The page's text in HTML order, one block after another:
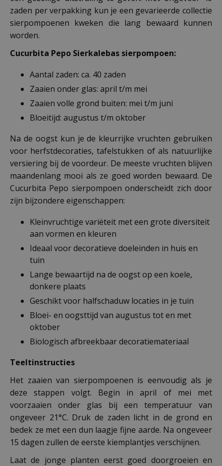
zaden per verpakking kun je een gevarieerde collectie
sierpompoenen kweken die lang bewaard kunnen
worden.
Cucurbita Pepo Sierkalebas sierpompoen:
Aantal zaden: ca. 40 zaden
Zaaien onder glas: april t/m mei
Zaaien volle grond buiten: mei t/m juni
Bloeitijd: augustus t/m oktober
Na de oogst kun je de kleurrijke vruchten gebruiken
voor herfstdecoraties, tafelstukken of als natuurlijke
versiering bij de voordeur. De meeste vruchten blijven
maandenlang mooi als ze goed worden bewaard. De
Cucurbita Pepo sierpompoen onderscheidt zich door
zijn bijzondere eigenschappen:
Kleinvruchtige variëteit met een grote diversiteit
aan vormen en kleuren
Ideaal voor decoratieve doeleinden in huis en
tuin
Lange bewaartijd na de oogst op een koele,
donkere plaats
Geschikt voor halfschaduw locaties in je tuin
Bloei- en oogsttijd van augustus tot en met
oktober
Biologisch afbreekbaar decoratiemateriaal
Teeltinstructies
Het zaaien van sierpompoenen is eenvoudig als je
deze stappen volgt. Begin in april of mei met
voorzaaien onder glas bij een temperatuur van
ongeveer 21°C. Druk de zaden licht in de grond en
bedek ze met een dun laagje fijne aarde. Na ongeveer
15 dagen zullen de eerste kiemplantjes verschijnen.
Laat de jonge planten eerst goed doorgroeien en